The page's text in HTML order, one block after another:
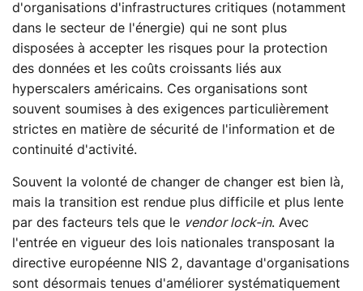
d'organisations d'infrastructures critiques (notamment
dans le secteur de l'énergie) qui ne sont plus
disposées à accepter les risques pour la protection
des données et les coûts croissants liés aux
hyperscalers américains. Ces organisations sont
souvent soumises à des exigences particulièrement
strictes en matière de sécurité de l'information et de
continuité d'activité.
Souvent la volonté de changer de changer est bien là,
mais la transition est rendue plus difficile et plus lente
par des facteurs tels que le vendor lock-in. Avec
l'entrée en vigueur des lois nationales transposant la
directive européenne NIS 2, davantage d'organisations
sont désormais tenues d'améliorer systématiquement